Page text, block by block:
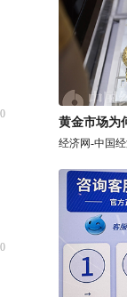
0
0
黄金市场为
经济网-中国经